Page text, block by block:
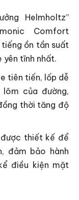
Helmholtz”
Comfort
tiếng ồn tần suất
yên tĩnh nhất.
tiên tiến, lốp dễ
của đường,
thời tăng độ
thiết kế để
đảm bảo hành
điều kiện mặt